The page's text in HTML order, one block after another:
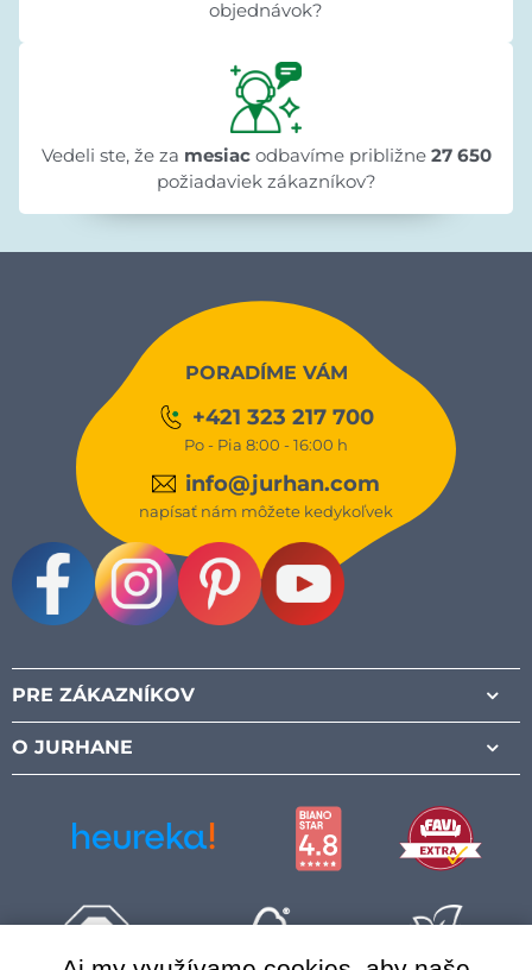
objednávok?
Vedeli ste, že za mesiac odbavíme približne27 650
požiadaviek zákazníkov?
PORADÍME VÁM
+421 323 217 700
Po - Pia 8:00 - 16:00 h
info@jurhan.com
napísať nám môžete kedykoľvek
PRE ZÁKAZNÍKOV
O JURHANE